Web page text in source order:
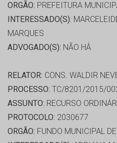
ORGÃO: PREFEITURA
INTERESSADO(S):
MARQUES
ADVOGADO(S): NÃO HÁ
RELATOR: CONS. WALDIR
PROCESSO: TC/8201/2015/
ASSUNTO: RECURSO
PROTOCOLO: 2030677
ORGÃO: FUNDO MUNICIPAL